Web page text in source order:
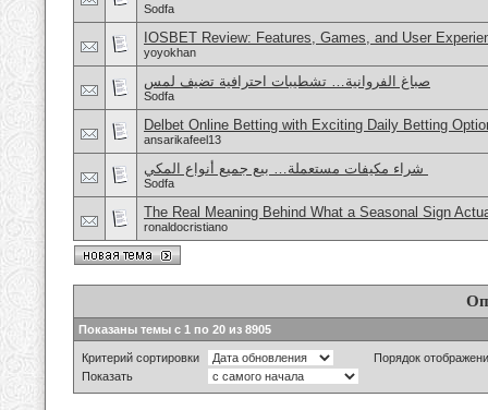
Sodfa
IOSBET Review: Features, Games, and User
yoyokhan
صباغ الفروانية… تشطيبات احترافية تضيف لمس
Sodfa
Delbet Online Betting with Exciting Daily Betting
ansarikafeel13
Sodfa
The Real Meaning Behind What a Seasonal Sign
ronaldocristiano
Показаны темы с 1 по 20 из 8905
Критерий сортировки
Порядок
Показать